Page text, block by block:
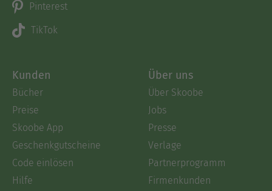
Pinterest
TikTok
Kunden
Bücher
Preise
Skoobe App
Geschenkgutscheine
Code einlösen
Hilfe
Über uns
Über Skoobe
Jobs
Presse
Verlage
Partnerprogramm
Firmenkunden